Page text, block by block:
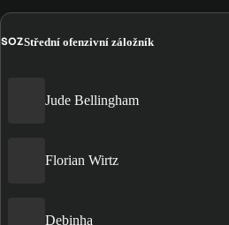
SOZStřední ofenzivní záložník
Jude Bellingham
Florian Wirtz
Debinha